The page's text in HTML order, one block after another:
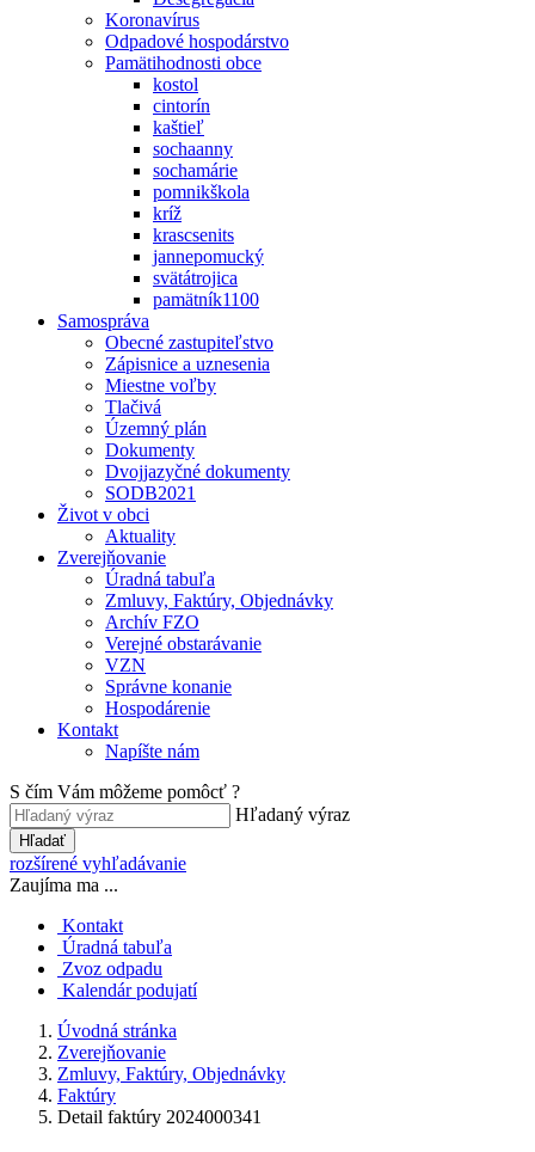
Koronavírus
Odpadové hospodárstvo
Pamätihodnosti obce
kostol
cintorín
kaštieľ
sochaanny
sochamárie
pomnikškola
kríž
krascsenits
jannepomucký
svätátrojica
pamätník1100
Samospráva
Obecné zastupiteľstvo
Zápisnice a uznesenia
Miestne voľby
Tlačivá
Územný plán
Dokumenty
Dvojjazyčné dokumenty
SODB2021
Život v obci
Aktuality
Zverejňovanie
Úradná tabuľa
Zmluvy, Faktúry, Objednávky
Archív FZO
Verejné obstarávanie
VZN
Správne konanie
Hospodárenie
Kontakt
Napíšte nám
S čím Vám môžeme pomôcť ?
Hľadaný výraz
Hľadať
rozšírené vyhľadávanie
Zaujíma ma ...
Kontakt
Úradná tabuľa
Zvoz odpadu
Kalendár podujatí
Úvodná stránka
Zverejňovanie
Zmluvy, Faktúry, Objednávky
Faktúry
Detail faktúry 2024000341